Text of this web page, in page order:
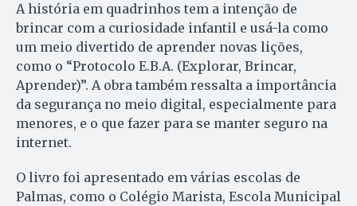
A história em quadrinhos tem a intenção de
brincar com a curiosidade infantil e usá-la como
um meio divertido de aprender novas lições,
como o “Protocolo E.B.A. (Explorar, Brincar,
Aprender)”. A obra também ressalta a importância
da segurança no meio digital, especialmente para
menores, e o que fazer para se manter seguro na
internet.
O livro foi apresentado em várias escolas de
Palmas, como o Colégio Marista, Escola Municipal